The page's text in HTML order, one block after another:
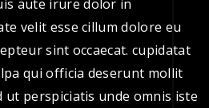
aute irure dolor in
velit esse cillum dolore eu
sint occaecat. cupidatat
qui officia deserunt mollit
ut perspiciatis unde omnis iste